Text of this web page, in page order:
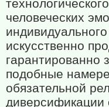
человеческих
искусственно
гарантированно
подобные
обязательной
диверсификации